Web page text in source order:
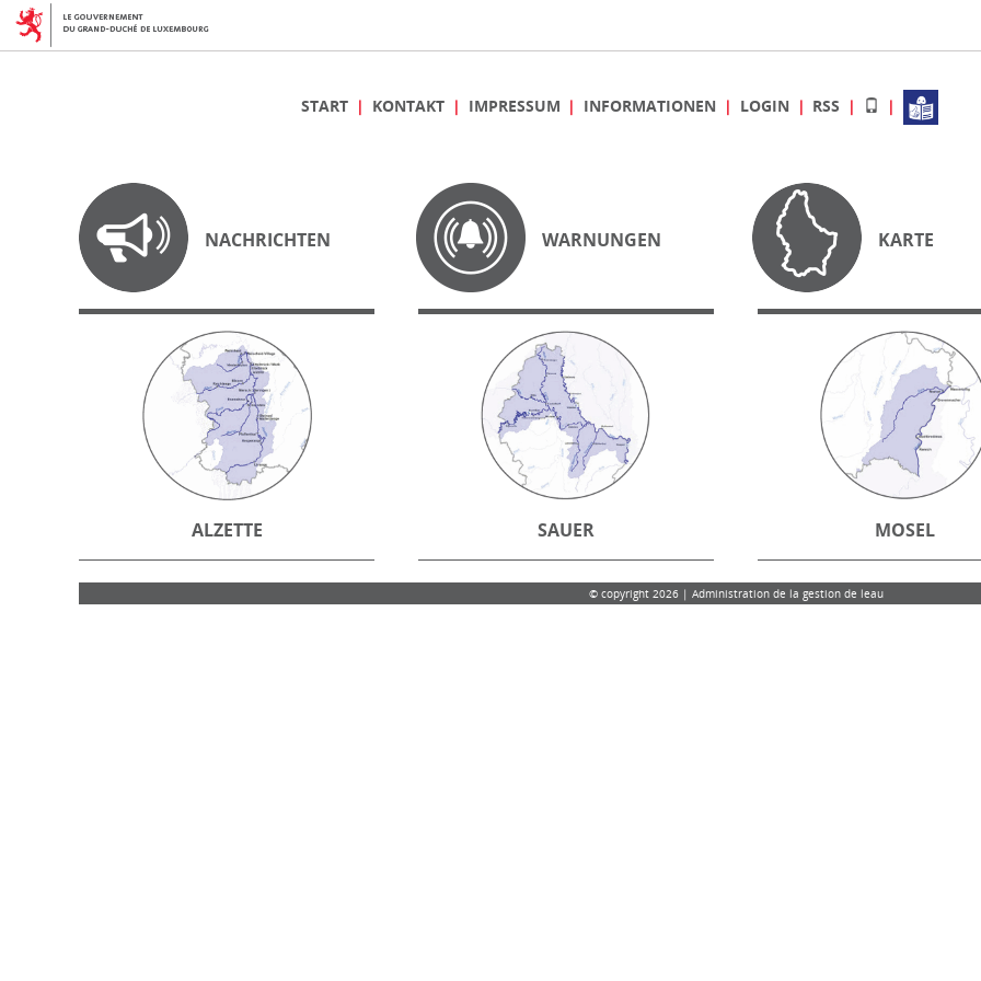
START KONTAKT IMPRESSUM INFORMATIONEN LOGIN RSS
NACHRICHTEN WARNUNGEN KARTE
ALZETTE SAUER MOSEL
© copyright 2026 | Administration de la gestion de leau